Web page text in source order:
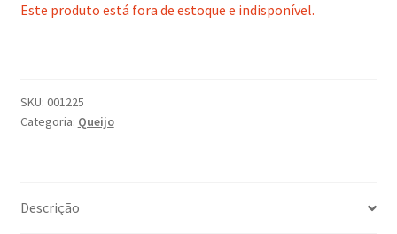
através
Este produto está fora de estoque e indisponível.
SKU: 001225
Categoria: Queijo
Descrição